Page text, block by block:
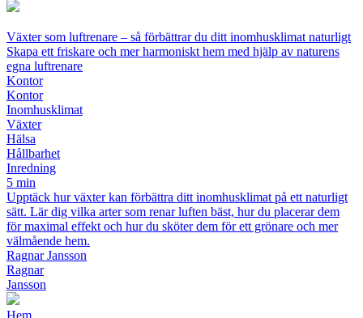
Växter som luftrenare – så förbättrar du ditt inomhusklimat naturligt
Skapa ett friskare och mer harmoniskt hem med hjälp av naturens
egna luftrenare
Kontor
Kontor
Inomhusklimat
Växter
Hälsa
Hållbarhet
Inredning
5 min
Upptäck hur växter kan förbättra ditt inomhusklimat på ett naturligt
sätt. Lär dig vilka arter som renar luften bäst, hur du placerar dem
för maximal effekt och hur du sköter dem för ett grönare och mer
välmående hem.
Ragnar Jansson
Ragnar
Jansson